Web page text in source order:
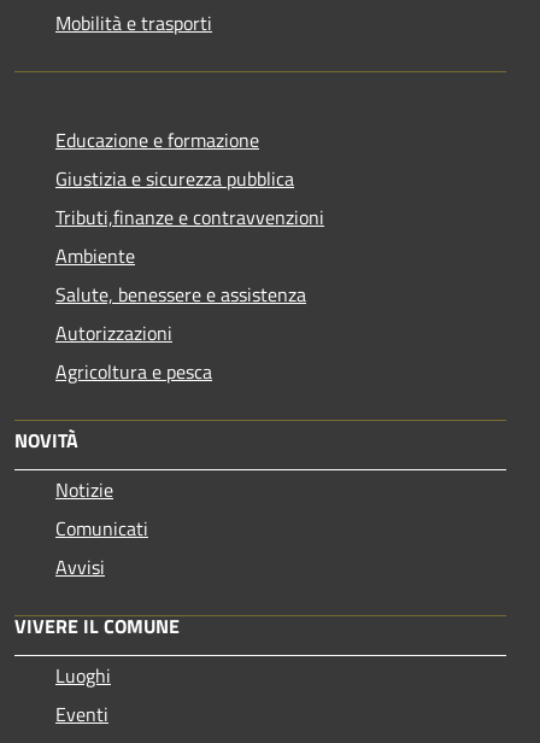
Mobilità e trasporti
Educazione e formazione
Giustizia e sicurezza pubblica
Tributi,finanze e contravvenzioni
Ambiente
Salute, benessere e assistenza
Autorizzazioni
Agricoltura e pesca
NOVITÀ
Notizie
Comunicati
Avvisi
VIVERE IL COMUNE
Luoghi
Eventi